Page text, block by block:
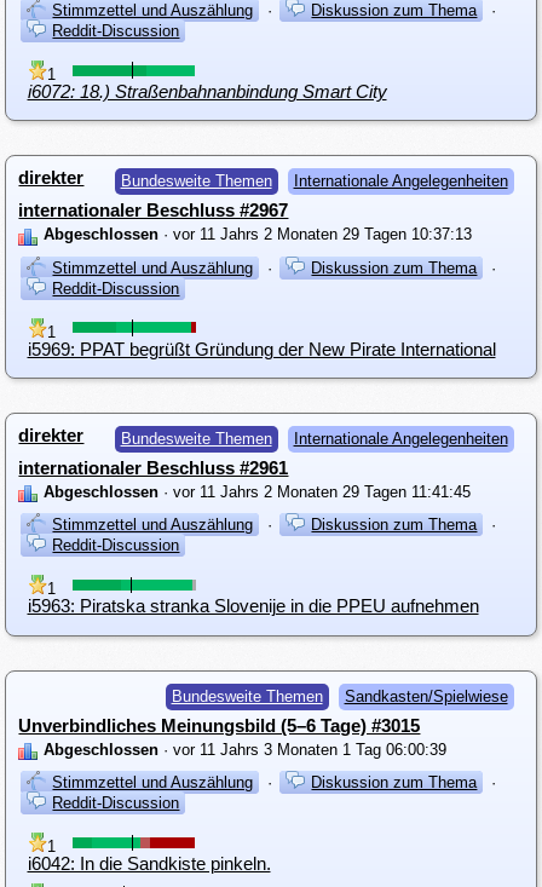
Stimmzettel und Auszählung
· Diskussion zum Thema
·
Reddit-Discussion
1
i6072: 18.) Straßenbahnanbindung Smart City
Bundesweite Themen Internationale Angelegenheiten
direkter
internationaler Beschluss #2967
Abgeschlossen · vor 11 Jahrs 2 Monaten 29 Tagen 10:37:13
Stimmzettel und Auszählung
· Diskussion zum Thema
·
Reddit-Discussion
1
i5969: PPAT begrüßt Gründung der New Pirate International
Bundesweite Themen Internationale Angelegenheiten
direkter
internationaler Beschluss #2961
Abgeschlossen · vor 11 Jahrs 2 Monaten 29 Tagen 11:41:45
Stimmzettel und Auszählung
· Diskussion zum Thema
·
Reddit-Discussion
1
i5963: Piratska stranka Slovenije in die PPEU aufnehmen
Bundesweite Themen Sandkasten/Spielwiese
Unverbindliches Meinungsbild (5–6 Tage) #3015
Abgeschlossen · vor 11 Jahrs 3 Monaten 1 Tag 06:00:39
Stimmzettel und Auszählung
· Diskussion zum Thema
·
Reddit-Discussion
1
i6042: In die Sandkiste pinkeln.